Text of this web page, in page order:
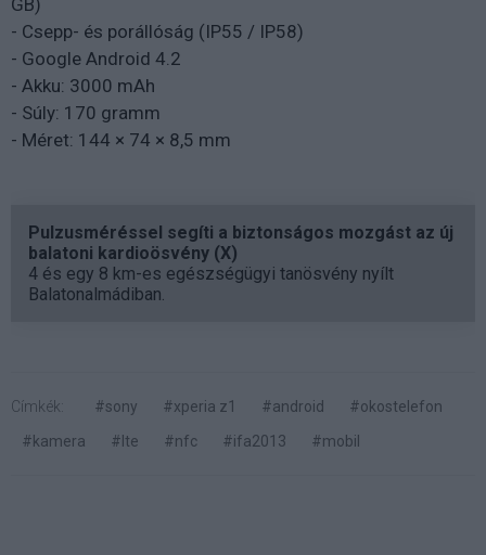
- Csepp- és porállóság (IP55 / IP58)
- Google Android 4.2
- Akku: 3000 mAh
- Súly: 170 gramm
- Méret: 144 × 74 × 8,5 mm
Pulzusméréssel segíti a biztonságos mozgást az új
balatoni kardioösvény (X)
4 és egy 8 km-es egészségügyi tanösvény nyílt
Balatonalmádiban.
Címkék: #sony #xperia z1 #android
#okostelefon
#kamera
#lte #nfc #ifa2013 #mobil